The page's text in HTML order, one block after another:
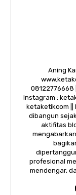
Aning
08122776668
Instagram :
ketaketikcom ||
dibangun
aktifitas
profesional
mendengar,